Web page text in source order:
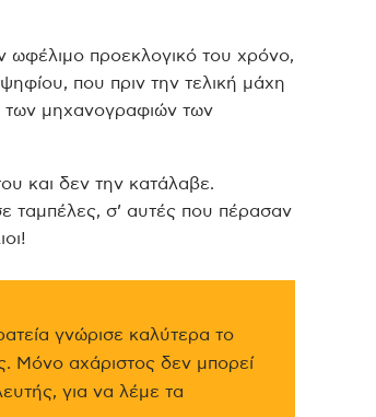
ωφέλιμο προεκλογικό του χρόνο,
που πριν την τελική μάχη
των μηχανογραφιών των
και δεν την κατάλαβε.
ταμπέλες, σ’ αυτές που πέρασαν
γνώρισε καλύτερα το
Μόνο αχάριστος δεν μπορεί
για να λέμε τα